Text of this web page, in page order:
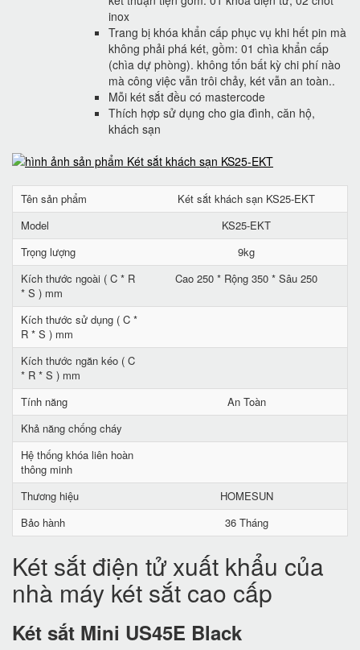
inox
Trang bị khóa khẩn cấp phục vụ khi hết pin mà
không phải phá két, gồm: 01 chìa khẩn cấp
(chìa dự phòng). không tốn bất kỳ chi phí nào
mà công việc vẫn trôi chảy, két vẫn an toàn..
Mỗi két sắt đều có mastercode
Thích hợp sử dụng cho gia đình, căn hộ,
khách sạn
Tên sản phẩm
Két sắt khách sạn KS25-EKT
Model
KS25-EKT
Trọng lượng
9kg
Kích thước ngoài ( C * R
* S ) mm
Cao 250 * Rộng 350 * Sâu 250
Kích thước sử dụng ( C *
R * S ) mm
Kích thước ngăn kéo ( C
* R * S ) mm
Tính năng
An Toàn
Khả năng chống cháy
Hệ thống khóa liên hoàn
thông minh
Thương hiệu
HOMESUN
Bảo hành
36 Tháng
Két sắt điện tử xuất khẩu của
nhà máy két sắt cao cấp
Két sắt Mini US45E Black